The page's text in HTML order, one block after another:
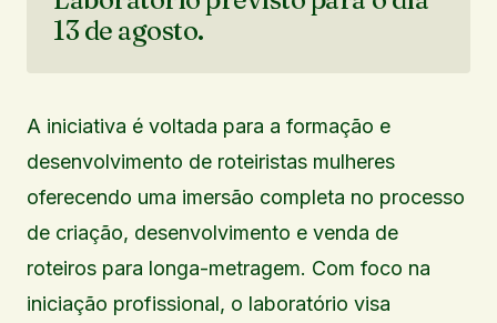
13 de agosto.
A iniciativa é voltada para a formação e
desenvolvimento de roteiristas mulheres
oferecendo uma imersão completa no processo
de criação, desenvolvimento e venda de
roteiros para longa-metragem. Com foco na
iniciação profissional, o laboratório visa